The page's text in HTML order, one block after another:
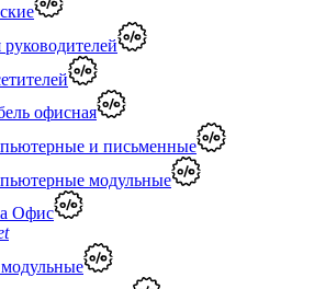
офисная
и письменные
модульные
Офис